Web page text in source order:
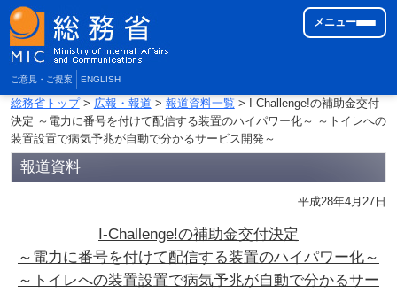
ご意見・ご提案 ENGLISH
メニュー
総務省トップ> 広報・報道 > 報道資料一覧> I-Challenge!の補助金交付
決定 ～電力に番号を付けて配信する装置のハイパワー化～ ～トイレへの
装置設置で病気予兆が自動で分かるサービス開発～
報道資料
平成28年4月27日
I-Challenge!の補助金交付決定
～電力に番号を付けて配信する装置のハイパワー化～
～トイレへの装置設置で病気予兆が自動で分かるサー